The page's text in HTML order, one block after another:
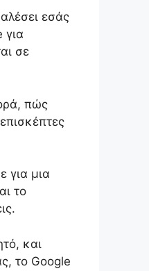
εσάς
για
σε
πώς
για μια
το
και
το Google